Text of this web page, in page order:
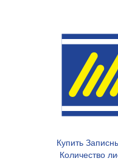
Купить
Количество